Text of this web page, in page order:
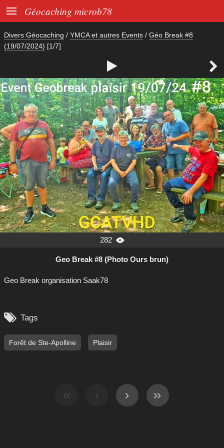
 Géocaching microb78
Divers Géocaching / YMCA et autres Events / Géo Break #8
(19/07/2024) [1/7]
 
282 
Geo Break #8 (Photo Ours brun)
Geo Break organisation Saak78
 Tags
Forêt de Ste-Apolline Plaisir